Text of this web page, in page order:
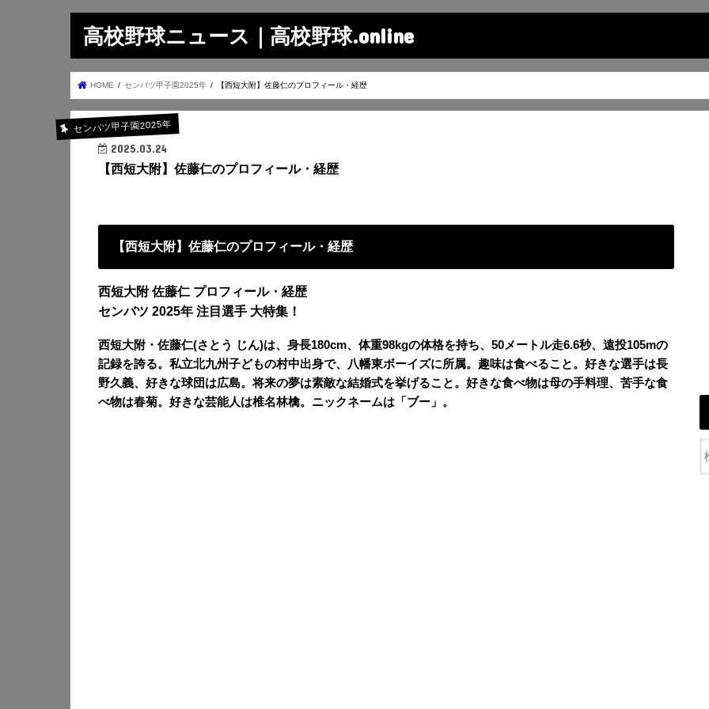
高校野球ニュース｜高校野球.online
HOME センバツ甲子園2025年 【西短大附】佐藤仁のプロフィール・経歴
センバツ甲子園2025年
2025.03.24
【西短大附】佐藤仁のプロフィール・経歴
【西短大附】佐藤仁のプロフィール・経歴
西短大附 佐藤仁 プロフィール・経歴
センバツ 2025年 注目選手 大特集！
西短大附・佐藤仁(さとう じん)は、身長180cm、体重98kgの体格を持ち、50メートル走6.6秒、遠投105mの
記録を誇る。私立北九州子どもの村中出身で、八幡東ボーイズに所属。趣味は食べること。好きな選手は長
野久義、好きな球団は広島。将来の夢は素敵な結婚式を挙げること。好きな食べ物は母の手料理、苦手な食
べ物は春菊。好きな芸能人は椎名林檎。ニックネームは「ブー」。